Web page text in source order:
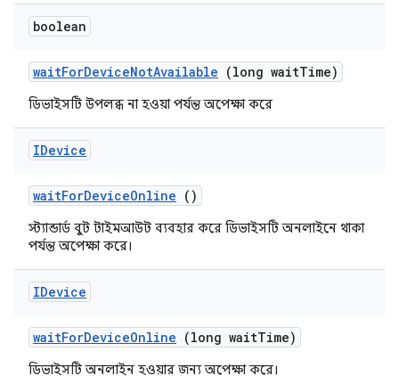
boolean
waitForDeviceNotAvailable (long waitTime)
ডিভাইসটি উপলব্ধ না হওয়া পর্যন্ত অপেক্ষা করে
IDevice
waitForDeviceOnline ()
স্ট্যান্ডার্ড বুট টাইমআউট ব্যবহার করে ডিভাইসটি অনলাইনে থাকা
পর্যন্ত অপেক্ষা করে।
IDevice
waitForDeviceOnline (long waitTime)
ডিভাইসটি অনলাইন হওয়ার জন্য অপেক্ষা করে।